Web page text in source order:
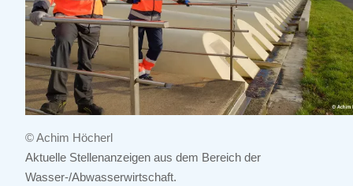
© Achim Höcherl
Aktuelle Stellenanzeigen aus dem Bereich der
Wasser-/Abwasserwirtschaft.